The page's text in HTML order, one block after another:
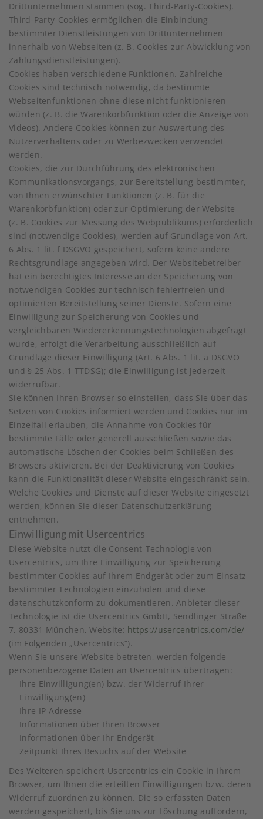
Drittunternehmen stammen (sog. Third-Party-Cookies).
Third-Party-Cookies ermöglichen die Einbindung
bestimmter Dienstleistungen von Drittunternehmen
innerhalb von Webseiten (z. B. Cookies zur Abwicklung von
Zahlungsdienstleistungen).
Cookies haben verschiedene Funktionen. Zahlreiche
Cookies sind technisch notwendig, da bestimmte
Webseitenfunktionen ohne diese nicht funktionieren
würden (z. B. die Warenkorbfunktion oder die Anzeige von
Videos). Andere Cookies können zur Auswertung des
Nutzerverhaltens oder zu Werbezwecken verwendet
werden.
Cookies, die zur Durchführung des elektronischen
Kommunikationsvorgangs, zur Bereitstellung bestimmter,
von Ihnen erwünschter Funktionen (z. B. für die
Warenkorbfunktion) oder zur Optimierung der Website
(z. B. Cookies zur Messung des Webpublikums) erforderlich
sind (notwendige Cookies), werden auf Grundlage von Art.
6 Abs. 1 lit. f DSGVO gespeichert, sofern keine andere
Rechtsgrundlage angegeben wird. Der Websitebetreiber
hat ein berechtigtes Interesse an der Speicherung von
notwendigen Cookies zur technisch fehlerfreien und
optimierten Bereitstellung seiner Dienste. Sofern eine
Einwilligung zur Speicherung von Cookies und
vergleichbaren Wiedererkennungstechnologien abgefragt
wurde, erfolgt die Verarbeitung ausschließlich auf
Grundlage dieser Einwilligung (Art. 6 Abs. 1 lit. a DSGVO
und § 25 Abs. 1 TTDSG); die Einwilligung ist jederzeit
widerrufbar.
Sie können Ihren Browser so einstellen, dass Sie über das
Setzen von Cookies informiert werden und Cookies nur im
Einzelfall erlauben, die Annahme von Cookies für
bestimmte Fälle oder generell ausschließen sowie das
automatische Löschen der Cookies beim Schließen des
Browsers aktivieren. Bei der Deaktivierung von Cookies
kann die Funktionalität dieser Website eingeschränkt sein.
Welche Cookies und Dienste auf dieser Website eingesetzt
werden, können Sie dieser Datenschutzerklärung
entnehmen.
Einwilligung mit Usercentrics
Diese Website nutzt die Consent-Technologie von
Usercentrics, um Ihre Einwilligung zur Speicherung
bestimmter Cookies auf Ihrem Endgerät oder zum Einsatz
bestimmter Technologien einzuholen und diese
datenschutzkonform zu dokumentieren. Anbieter dieser
Technologie ist die Usercentrics GmbH, Sendlinger Straße
7, 80331 München, Website: https://usercentrics.com/de/
(im Folgenden „Usercentrics“).
Wenn Sie unsere Website betreten, werden folgende
personenbezogene Daten an Usercentrics übertragen:
Ihre Einwilligung(en) bzw. der Widerruf Ihrer
Einwilligung(en)
Ihre IP-Adresse
Informationen über Ihren Browser
Informationen über Ihr Endgerät
Zeitpunkt Ihres Besuchs auf der Website
Des Weiteren speichert Usercentrics ein Cookie in Ihrem
Browser, um Ihnen die erteilten Einwilligungen bzw. deren
Widerruf zuordnen zu können. Die so erfassten Daten
werden gespeichert, bis Sie uns zur Löschung auffordern,